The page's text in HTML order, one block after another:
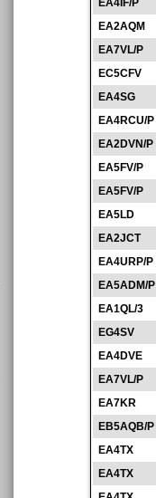
EA4IF/P
EA2AQM
EA7VL/P
EC5CFV
EA4SG
EA4RCU/P
EA2DVN/P
EA5FV/P
EA5FV/P
EA5LD
EA2JCT
EA4URP/P
EA5ADM/P
EA1QL/3
EG4SV
EA4DVE
EA7VL/P
EA7KR
EB5AQB/P
EA4TX
EA4TX